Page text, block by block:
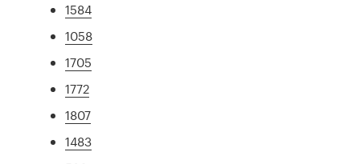
1584
1058
1705
1772
1807
1483